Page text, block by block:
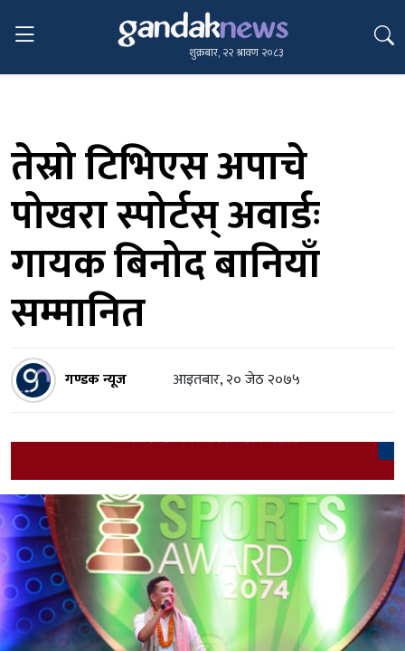
शुक्रबार, २२ श्रावण २०८३
तेस्रो टिभिएस अपाचे
पोखरा स्पोर्टस् अवार्डः
गायक बिनोद बानियाँ
सम्मानित
गण्डक न्यूज आइतबार, २० जेठ २०७५